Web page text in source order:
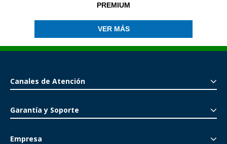
PREMIUM
VER MÁS
Canales de Atención
Garantía y Soporte
Empresa